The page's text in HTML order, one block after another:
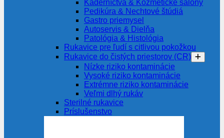
Kaderníctvá & Kozmetické salóny
Pedikúra & Nechtové štúdiá
Gastro priemysel
Autoservis & Dielňa
Patológia & Histológia
Rukavice pre ľudí s citlivou pokožkou
Rukavice do čistých priestorov (CR)
Nízke riziko kontaminácie
Vysoké riziko kontaminácie
Extrémne riziko kontaminácie
Veľmi dlhý rukáv
Sterilné rukavice
Príslušenstvo